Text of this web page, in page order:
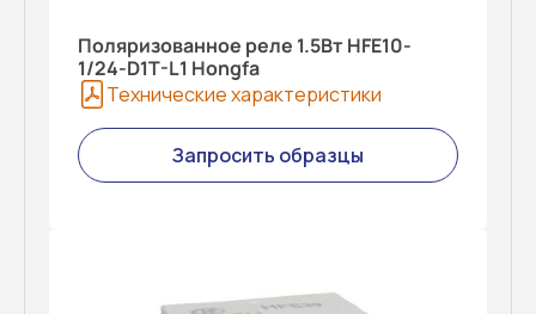
Поляризованное реле 1.5Вт HFE10-
1/24-D1T-L1 Hongfa
Технические характеристики
Запросить образцы